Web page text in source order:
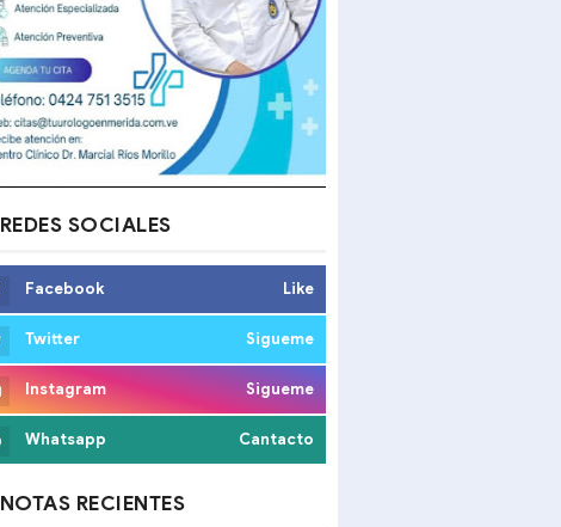
REDES SOCIALES
Facebook Like
Twitter Sigueme
Instagram Sigueme
Whatsapp Cantacto
NOTAS RECIENTES